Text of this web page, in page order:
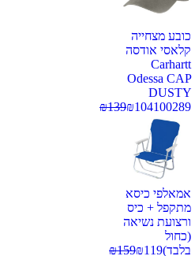
כובע מצחייה
קלאסי אודסה
Carhartt
Odessa CAP
DUSTY
100289
₪104
₪139
אמאלפי כיסא
מתקפל + כיס
ורצועת נשיאה
(כחול
בלבד)
₪119
₪159